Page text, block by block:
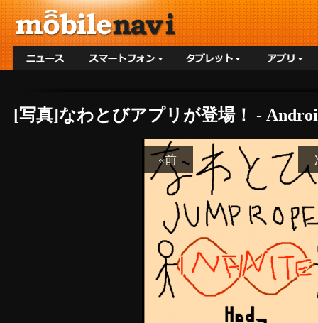
[写真]なわとびアプリが登場！ -
«前